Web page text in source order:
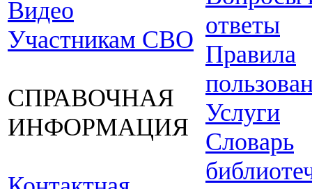
Видео
Участникам СВО
СПРАВОЧНАЯ
ИНФОРМАЦИЯ
ответы
Правила
Услуги
Словарь